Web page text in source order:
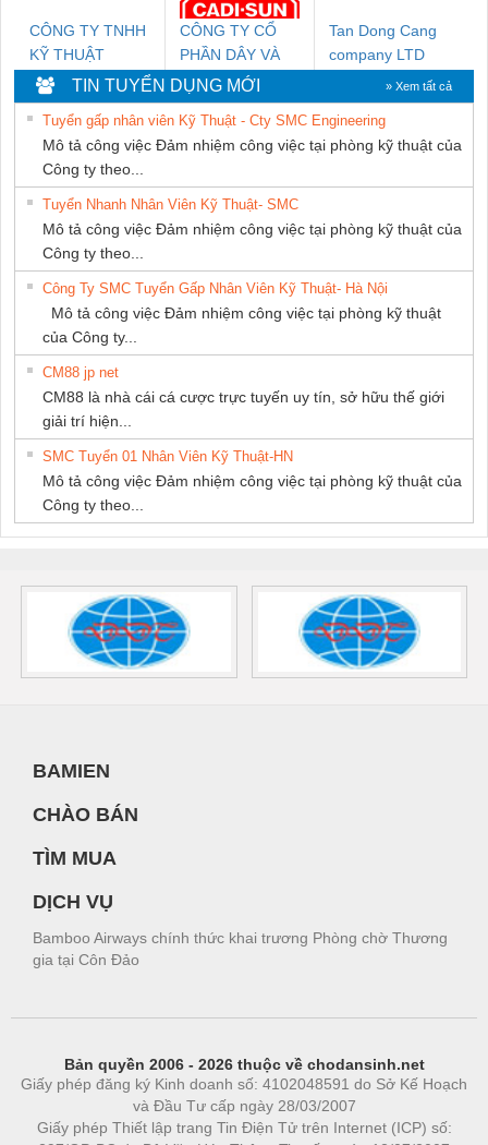
CÔNG TY TNHH
KỸ THUẬT
KTECH VIỆT
NAM
CÔNG TY CỔ
PHẦN DÂY VÀ
CÁP ĐIỆN
THƯỢNG ĐÌNH
Tan Dong Cang
company LTD
TIN TUYỂN DỤNG MỚI » Xem tất cả
Tuyển gấp nhân viên Kỹ Thuật - Cty SMC Engineering
Mô tả công việc Đảm nhiệm công việc tại phòng kỹ thuật của
Công ty theo...
Tuyển Nhanh Nhân Viên Kỹ Thuật- SMC
Mô tả công việc Đảm nhiệm công việc tại phòng kỹ thuật của
Công ty theo...
Công Ty SMC Tuyển Gấp Nhân Viên Kỹ Thuật- Hà Nội
Mô tả công việc Đảm nhiệm công việc tại phòng kỹ thuật
của Công ty...
CM88 jp net
CM88 là nhà cái cá cược trực tuyến uy tín, sở hữu thế giới
giải trí hiện...
SMC Tuyển 01 Nhân Viên Kỹ Thuật-HN
Mô tả công việc Đảm nhiệm công việc tại phòng kỹ thuật của
Công ty theo...
BAMIEN
CHÀO BÁN
TÌM MUA
DỊCH VỤ
Bamboo Airways chính thức khai trương Phòng chờ Thương
gia tại Côn Đảo
Bản quyền 2006 - 2026 thuộc về chodansinh.net
Giấy phép đăng ký Kinh doanh số: 4102048591 do Sở Kế Hoạch
và Đầu Tư cấp ngày 28/03/2007
Giấy phép Thiết lập trang Tin Điện Tử trên Internet (ICP) số: